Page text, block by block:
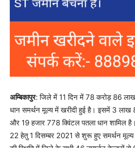
अम्बिकापुर: जिले में 11 दिन में 78 करोड़ 86
धान समर्थन मूल्य में खरीदी हुई है। इसमें 3 लाख
और 19 हजार 778 क्विंटल पतला धान शामिल
22 हेतु 1 दिसम्बर 2021 से शुरू हुए समर्थन मूल्य